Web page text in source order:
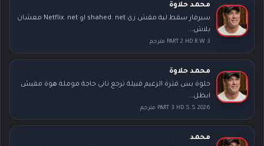
محمد حلاوة
سيرفار سقط لية مقش زى shahed. net او Netflix. net معشان
بلاش...
PART 2 HD R.W 3 مترجم
محمد حلاوة
حلوة بس فترة الزعيم قبيلة ترجع تاني حاجة موملة هوة مفيش
ابطل...
PART 3 HD S.S 2026 مترجم
محمد